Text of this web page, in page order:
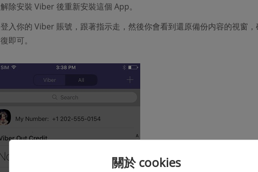
解除安裝 Viber 後重新安裝這個 App。
登入你的 Viber 賬號，跟著指示走，然後你會看到還原備份内容的視窗
復即可。
關於 cookies